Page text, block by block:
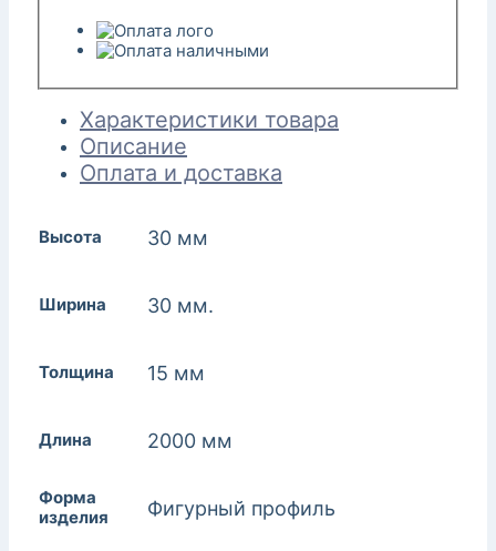
Характеристики товара
Описание
Оплата и доставка
Высота 30 мм
Ширина 30 мм.
Толщина 15 мм
Длина 2000 мм
Форма
изделия
Фигурный профиль